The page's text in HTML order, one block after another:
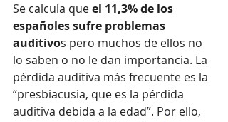
Se calcula que el 11,3% de los
españoles sufre problemas
auditivos pero muchos de ellos no
lo saben o no le dan importancia. La
pérdida auditiva más frecuente es la
“presbiacusia, que es la pérdida
auditiva debida a la edad”. Por ello,